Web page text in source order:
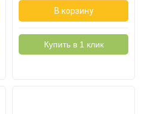
В корзину
Купить в 1 клик